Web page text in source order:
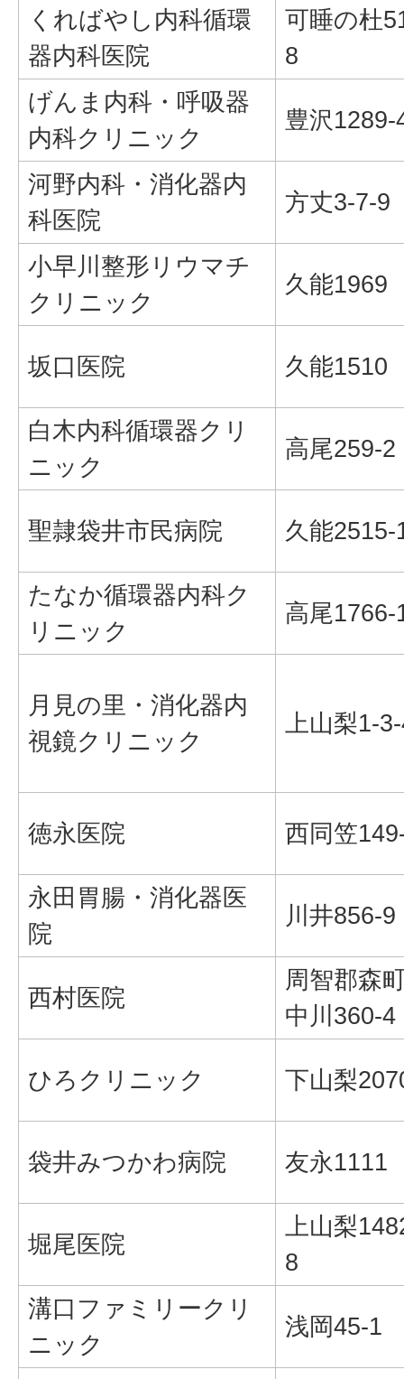
くればやし内科循環
器内科医院
可睡の杜
8
げんま内科・呼吸器
内科クリニック
豊沢1289-
河野内科・消化器内
科医院
方丈3-7-9
小早川整形リウマチ
クリニック
久能1969
坂口医院 久能1510
白木内科循環器クリ
ニック
高尾259-2
聖隷袋井市民病院 久能2515-
たなか循環器内科ク
リニック
高尾1766-
月見の里・消化器内
視鏡クリニック
上山梨1-
徳永医院 西同笠
永田胃腸・消化器医
院
川井856-9
西村医院
周智郡森
中川360-4
ひろクリニック 下山梨
袋井みつかわ病院 友永1111
堀尾医院
上山梨
8
溝口ファミリークリ
ニック
浅岡45-1